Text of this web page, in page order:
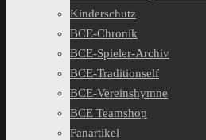
Kinderschutz
BCE-Chronik
BCE-Spieler-Archiv
BCE-Traditionself
BCE-Vereinshymne
BCE Teamshop
Fanartikel